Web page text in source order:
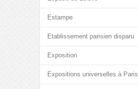
Estampe
Etablissement parisien disparu
Exposition
Expositions universelles à Paris